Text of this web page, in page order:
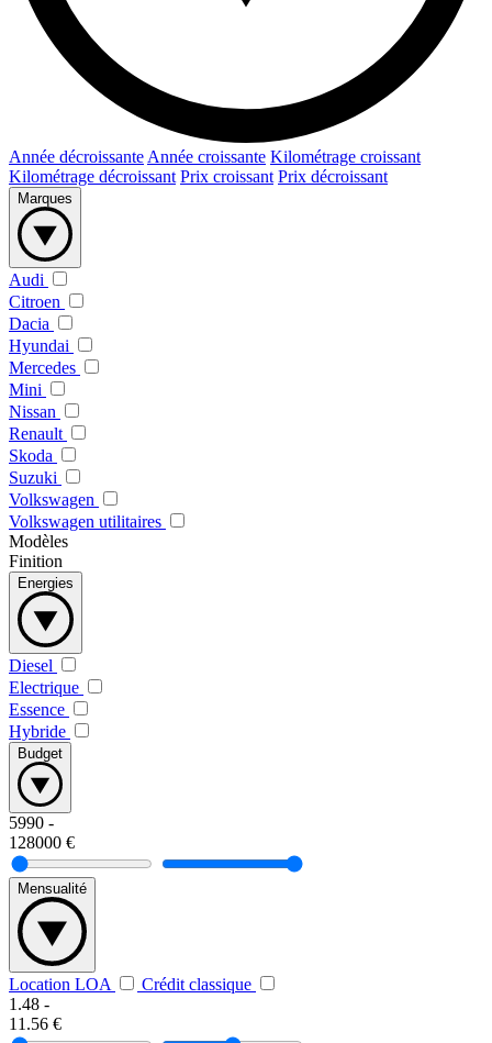
Année décroissante Année croissante Kilométrage croissant
Kilométrage décroissant Prix croissant Prix décroissant
Marques
Audi
Citroen
Dacia
Hyundai
Mercedes
Mini
Nissan
Renault
Skoda
Suzuki
Volkswagen
Volkswagen utilitaires
Modèles
Finition
Energies
Diesel
Electrique
Essence
Hybride
Budget
5990 -
128000 €
Mensualité
Location LOA
Crédit classique
1.48 -
11.56 €